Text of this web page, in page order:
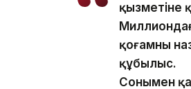
қызметіне
қоғамның
құбылыс.
Сонымен